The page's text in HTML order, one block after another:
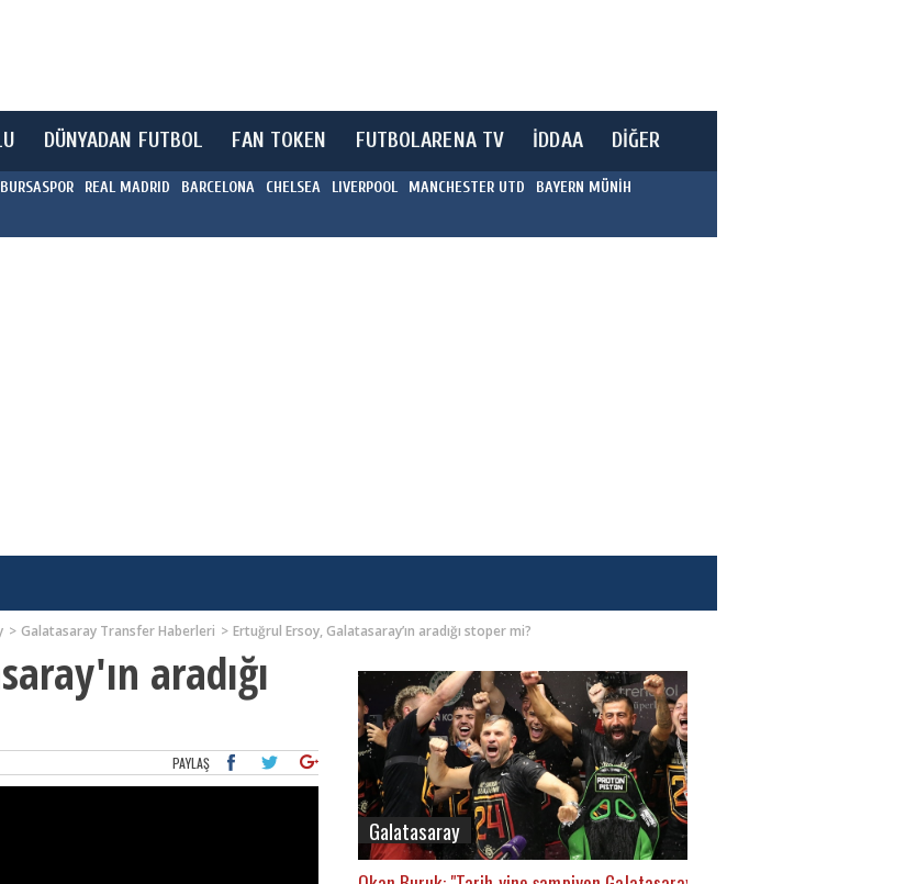
DÜNYADAN FUTBOL FAN TOKEN FUTBOLARENA TV İDDAA DİĞER
BURSASPOR REAL MADRID BARCELONA CHELSEA LIVERPOOL MANCHESTER UTD
BAYERN MÜNİH
Galatasaray Transfer Haberleri Ertuğrul Ersoy, Galatasaray’ın aradığı stoper mi?
aradığı
PAYLAŞ
Galatasaray